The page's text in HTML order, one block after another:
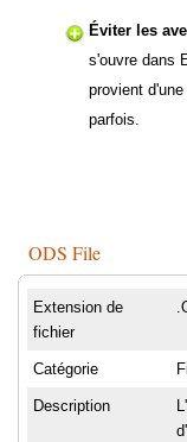
Éviter les
s'ouvre dans
provient
parfois.
ODS File
Extension de
fichier
Catégorie
Description